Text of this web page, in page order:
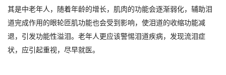
其是中老年人，随着年龄的增长，肌肉的功能会逐渐弱化，辅助泪
道完成作用的眼轮匝肌功能也会受到影响，使泪道的收缩功能减
退，引发功能性溢泪。老年人更应该警惕泪道疾病，发现流泪症
状，应引起重视，尽早就医。